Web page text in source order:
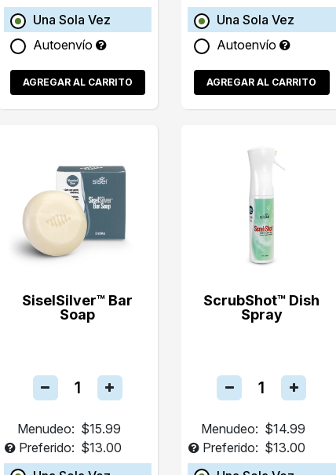
Una Sola Vez
Autoenvío
AGREGAR AL CARRITO
Una Sola Vez
Autoenvío
AGREGAR AL CARRITO
SiselSilver™ Bar
Soap
Menudeo: $15.99
Preferido: $13.00
ScrubShot™ Dish
Spray
Menudeo: $14.99
Preferido: $13.00